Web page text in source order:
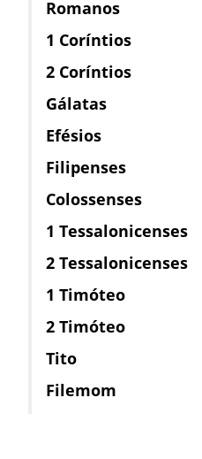
Romanos
1 Coríntios
2 Coríntios
Gálatas
Efésios
Filipenses
Colossenses
1 Tessalonicenses
2 Tessalonicenses
1 Timóteo
2 Timóteo
Tito
Filemom